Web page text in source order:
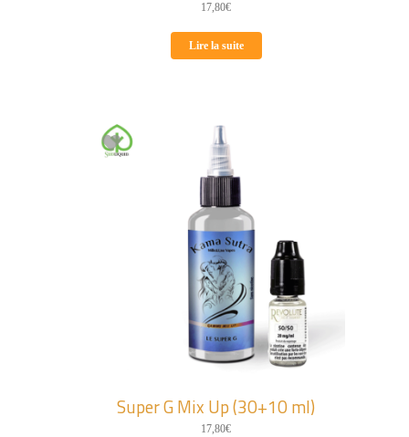
17,80€
Lire la suite
Super G Mix Up (30+10 ml)
17,80€